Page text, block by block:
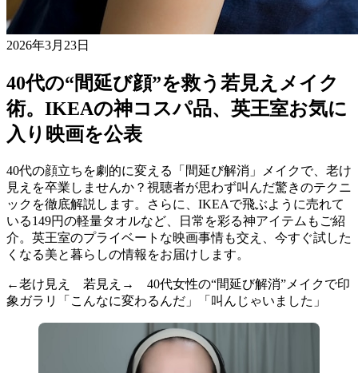
2026年3月23日
40代の“間延び顔”を救う若見えメイク
術。IKEAの神コスパ品、英王室お気に
入り映画を公表
40代の顔立ちを劇的に変える「間延び解消」メイクで、老け
見えを卒業しませんか？視聴者が思わず叫んだ驚きのテクニ
ックを徹底解説します。さらに、IKEAで飛ぶように売れて
いる149円の軽量タオルなど、日常を彩る神アイテムもご紹
介。英王室のプライベートな映画事情も交え、今すぐ試した
くなる美と暮らしの情報をお届けします。
←老け見え 若見え→ 40代女性の“間延び解消”メイクで印
象ガラリ「こんなに変わるんだ」「叫んじゃいました」